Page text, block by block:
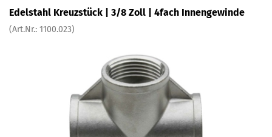
Edelstahl Kreuzstück | 3/8 Zoll | 4fach Innengewinde
(Art.Nr.: 1100.023)